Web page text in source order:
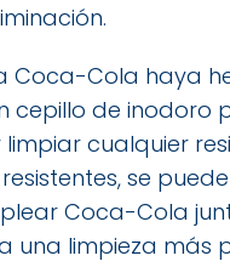
Coca-Cola haya
cepillo de inodoro
cualquier
se
Coca-Cola
una limpieza más